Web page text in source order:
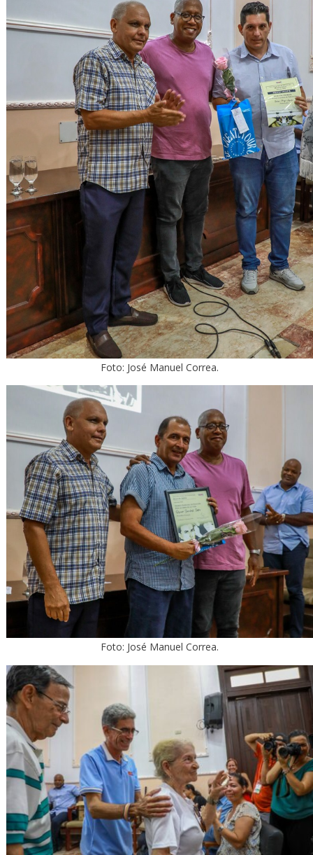
Foto: José Manuel Correa.
Foto: José Manuel Correa.